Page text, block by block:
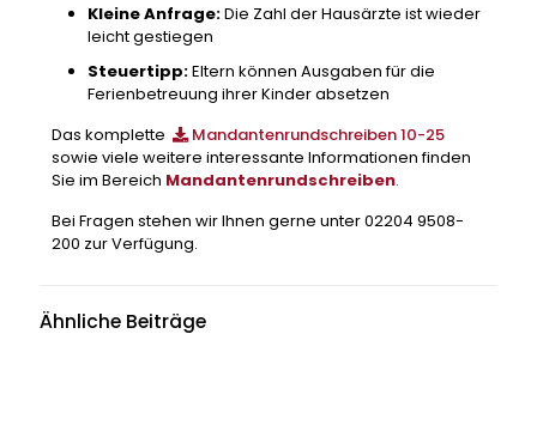
Kleine Anfrage:Die Zahl der Hausärzte ist wieder
leicht gestiegen
Steuertipp:Eltern können Ausgaben für die
Ferienbetreuung ihrer Kinder absetzen
Das komplette
Mandantenrundschreiben 10-25
sowie viele weitere interessante Informationen finden
Sie im Bereich Mandantenrundschreiben.
Bei Fragen stehen wir Ihnen gerne unter 02204 9508-
200 zur Verfügung.
Ähnliche Beiträge